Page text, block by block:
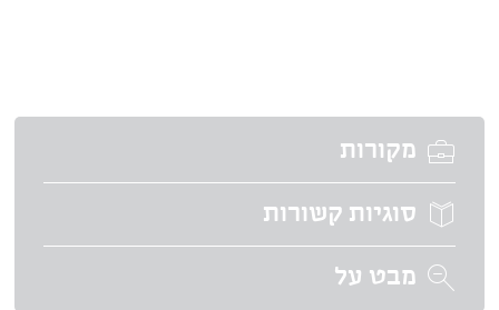
מקורות
סוגיות קשורות
מבט על